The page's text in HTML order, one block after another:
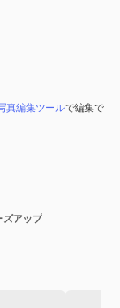
真編集ツールで編集で
ズアップ